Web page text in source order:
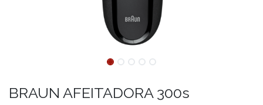
BRAUN AFEITADORA 300s